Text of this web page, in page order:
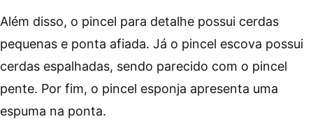
Além disso, o pincel para detalhe possui cerdas
pequenas e ponta afiada. Já o pincel escova possui
cerdas espalhadas, sendo parecido com o pincel
pente. Por fim, o pincel esponja apresenta uma
espuma na ponta.